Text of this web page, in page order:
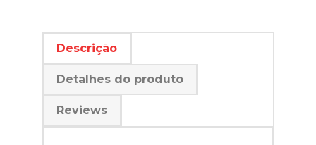
Descrição
Detalhes do produto
Reviews